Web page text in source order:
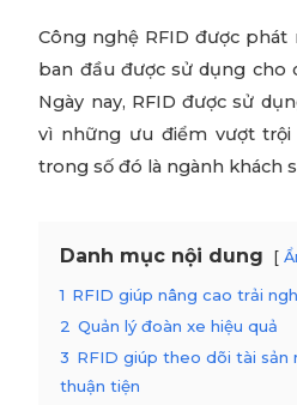
Công nghệ RFID được phát
ban đầu được sử dụng cho
Ngày nay, RFID được sử
vì những ưu điểm vượt
trong số đó là ngành khách
Danh mục nội dung
1 RFID giúp nâng cao trải
2 Quản lý đoàn xe hiệu quả
3 RFID giúp theo dõi tài sản
thuận tiện